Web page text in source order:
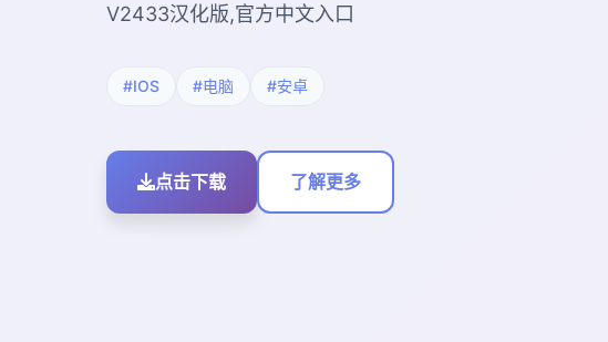
V2433汉化版,官方中文入口
#IOS #电脑 #安卓
点击下载 了解更多